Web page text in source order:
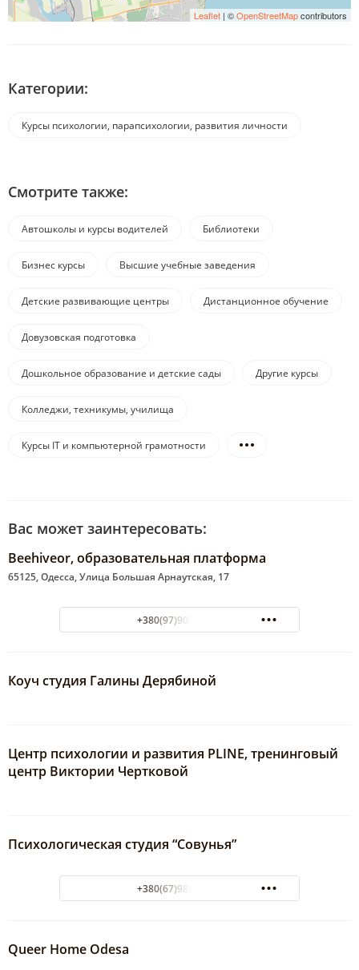
Leaflet | ©OpenStreetMapcontributors
Категории:
Курсы психологии, парапсихологии, развития личности
Смотрите также:
Автошколы и курсы водителей Библиотеки
Бизнес курсы Высшие учебные заведения
Детские развивающие центры Дистанционное обучение
Довузовская подготовка
Дошкольное образование и детские сады Другие курсы
Колледжи, техникумы, училища
Курсы IT и компьютерной грамотности
Вас может заинтересовать:
Beehiveor, образовательная платформа
65125, Одесса, Улица Большая Арнаутская, 17
+380(97)903-23-74
Коуч студия Галины Дерябиной
Центр психологии и развития PLINE, тренинговый
центр Виктории Чертковой
Психологическая студия “Совунья”
+380(67)980-57-16
Queer Home Odesa